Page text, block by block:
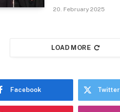
20. February 2025
LOAD MORE
Facebook Twitter